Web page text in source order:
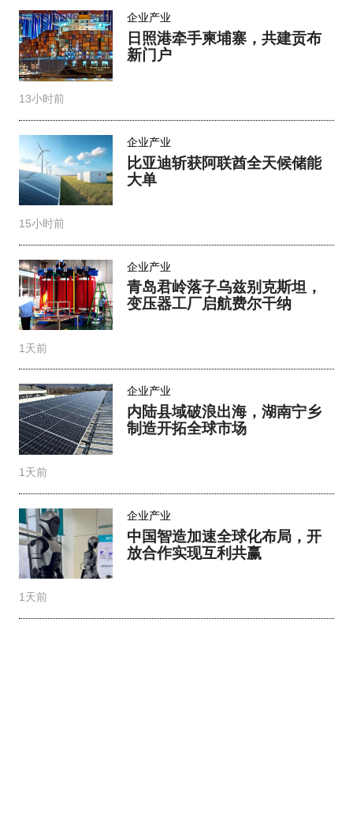
企业产业
日照港牵手柬埔寨，共建贡布
新门户
13小时前
企业产业
比亚迪斩获阿联酋全天候储能
大单
15小时前
企业产业
青岛君岭落子乌兹别克斯坦，
变压器工厂启航费尔干纳
1天前
企业产业
内陆县域破浪出海，湖南宁乡
制造开拓全球市场
1天前
企业产业
中国智造加速全球化布局，开
放合作实现互利共赢
1天前